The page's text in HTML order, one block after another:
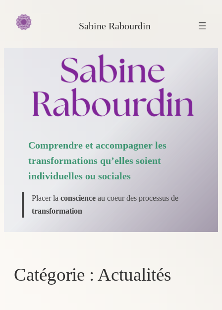
Sabine Rabourdin
Comprendre et accompagner les
transformations qu’elles soient
individuelles ou sociales
Placer laconscience au coeur des processus de
transformation
Catégorie : Actualités